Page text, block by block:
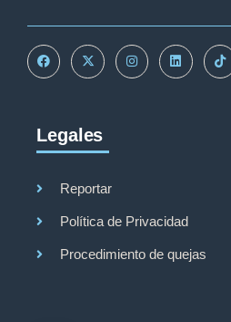
Legales
Reportar
Política de Privacidad
Procedimiento de quejas